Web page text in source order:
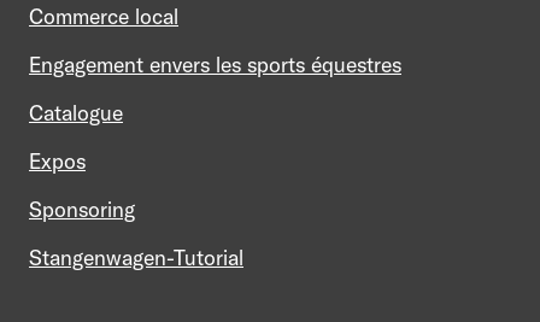
Commerce local
Engagement envers les sports équestres
Catalogue
Expos
Sponsoring
Stangenwagen-Tutorial